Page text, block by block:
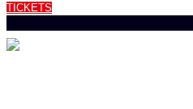
TICKETS